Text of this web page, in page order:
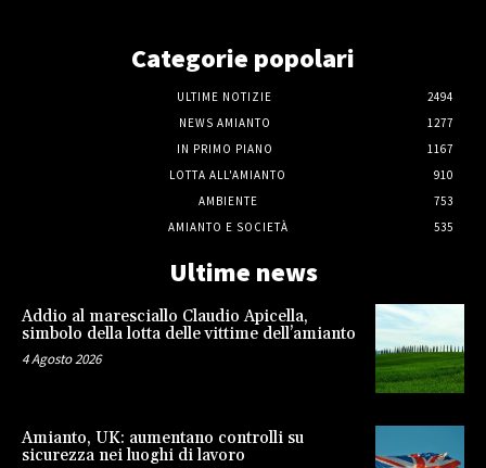
Categorie popolari
ULTIME NOTIZIE
2494
NEWS AMIANTO
1277
IN PRIMO PIANO
1167
LOTTA ALL'AMIANTO
910
AMBIENTE
753
AMIANTO E SOCIETÀ
535
Ultime news
Addio al maresciallo Claudio Apicella,
simbolo della lotta delle vittime dell’amianto
4 Agosto 2026
Amianto, UK: aumentano controlli su
sicurezza nei luoghi di lavoro